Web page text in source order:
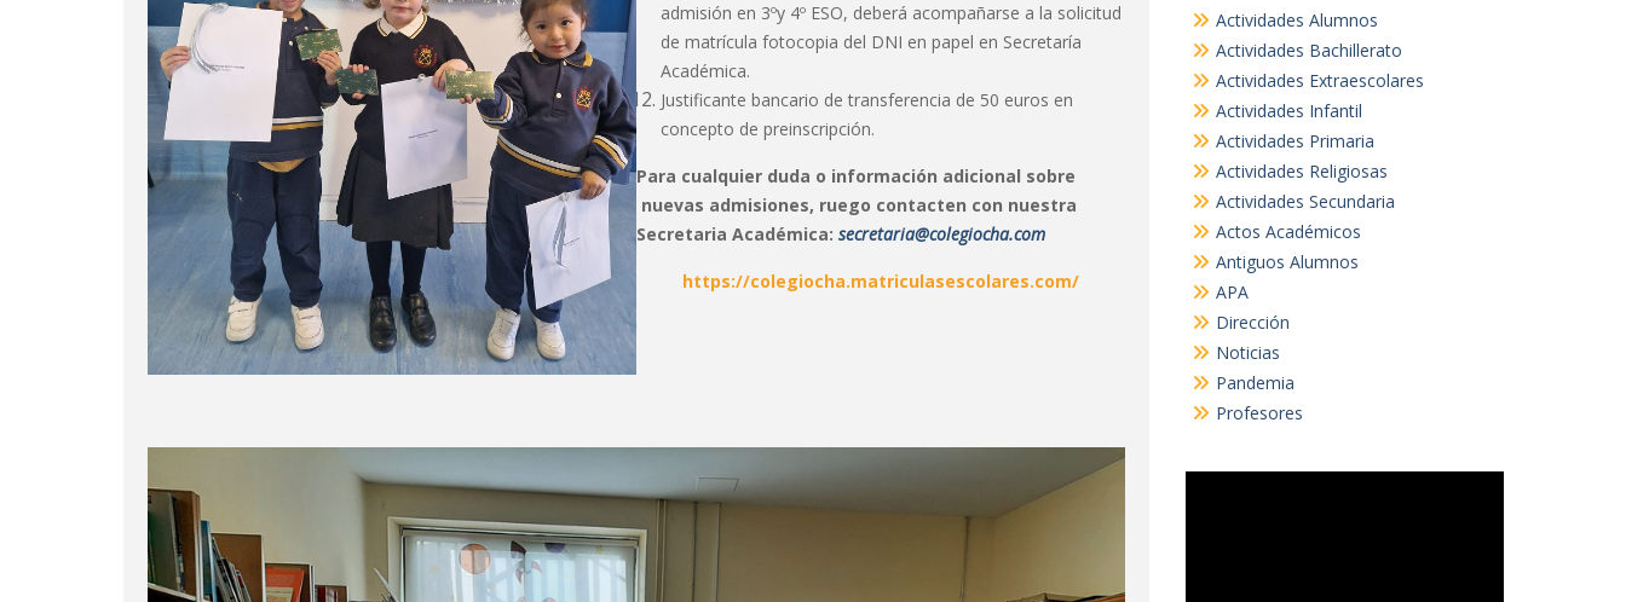
admisión en 3ºy 4º ESO, deberá acompañarse a la solicitud
de matrícula fotocopia del DNI en papel en Secretaría
Académica.
Justificante bancario de transferencia de 50 euros en
concepto de preinscripción.
Para cualquier duda o información adicional sobre
nuevas admisiones, ruego contacten con nuestra
Secretaria Académica: secretaria@colegiocha.com
https://colegiocha.matriculasescolares.com/
Actividades Alumnos
Actividades Bachillerato
Actividades Extraescolares
Actividades Infantil
Actividades Primaria
Actividades Religiosas
Actividades Secundaria
Actos Académicos
Antiguos Alumnos
APA
Dirección
Noticias
Pandemia
Profesores